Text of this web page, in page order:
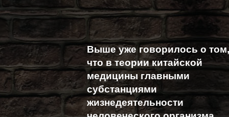
Выше уже говорилось о
что в теории китайской
медицины главными
субстанциями
жизнедеятельности